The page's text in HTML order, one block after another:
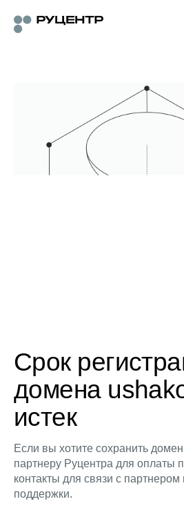
Срок
домена
истек
Если вы хотите сохранить
партнеру Руцентра для оплаты
контакты для связи с
поддержки.